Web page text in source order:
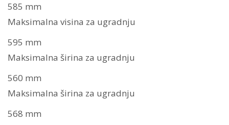
585 mm
Maksimalna visina za ugradnju
595 mm
Maksimalna širina za ugradnju
560 mm
Maksimalna širina za ugradnju
568 mm